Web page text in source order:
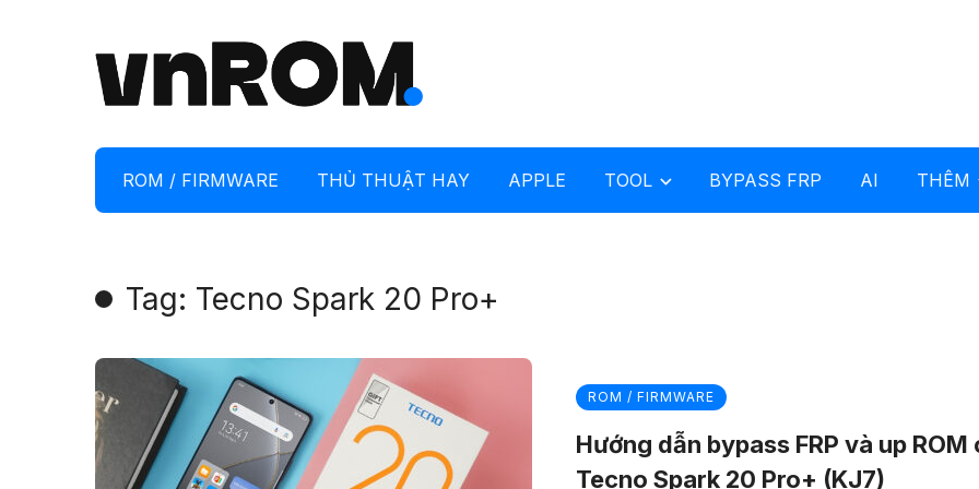
ROM / FIRMWARE THỦ THUẬT HAY APPLE TOOL BYPASS FRP AI THÊM
Tag: Tecno Spark 20 Pro+
ROM / FIRMWARE
Hướng dẫn bypass FRP và up ROM
Tecno Spark 20 Pro+ (KJ7)